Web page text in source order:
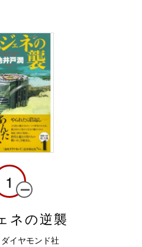
1
ネの逆襲
イヤモンド社